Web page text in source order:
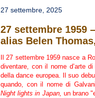
27 settembre, 2025
27 settembre 1959
alias Belen
Il 27 settembre 1959 nasce a
diventare, con il nome d’arte
della dance europea. Il suo
quando, con il nome di
Night lights in Japan, un brano